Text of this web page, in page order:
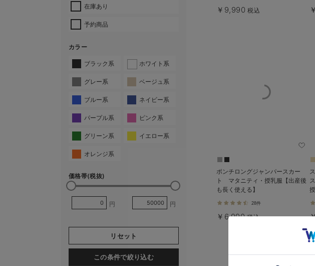
在庫あり
予約商品
カラー
ブラック系 ホワイト系
グレー系 ベージュ系
ブルー系 ネイビー系
パープル系 ピンク系
グリーン系 イエロー系
オレンジ系
価格帯(税抜)
円 円
リセット
この条件で絞り込む
￥9,990 税込
ポンチロングジャンパースカー
ト マタニティ・授乳服【出産後
も長く使える】
28件
￥6,990税込
お気